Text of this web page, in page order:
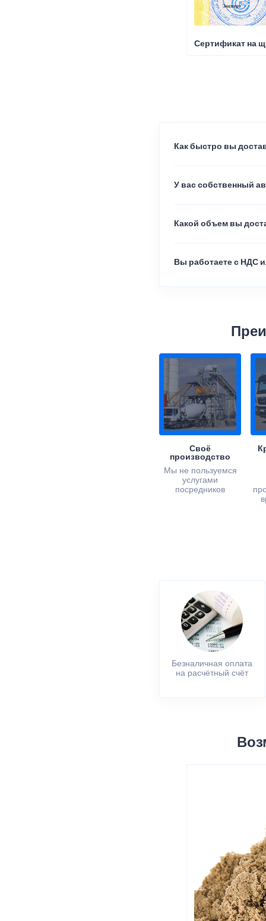
Сертификат на
Как быстро вы
У вас собственный
Какой объем вы
Вы работаете с НДС
Своё
производство
Мы не пользуемся
услугами
посредников
Безналичная оплата
на расчётный счёт